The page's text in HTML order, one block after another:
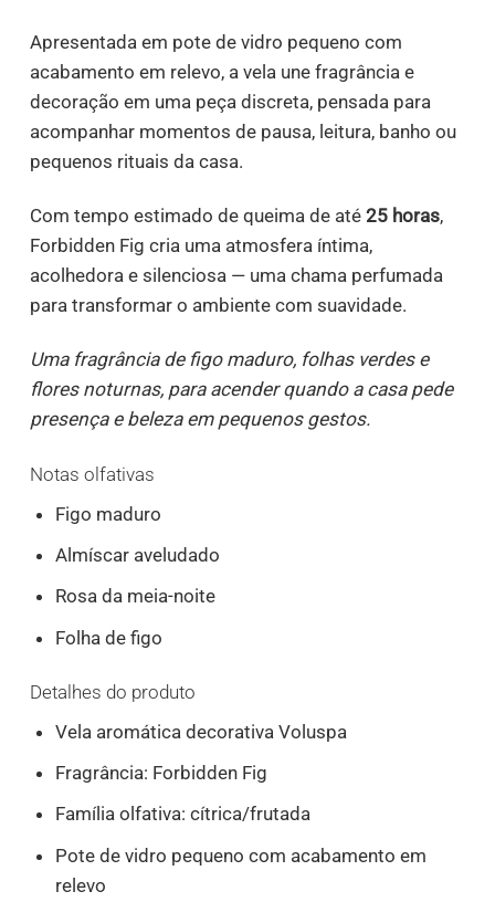
Apresentada em pote de vidro pequeno com
acabamento em relevo, a vela une fragrância e
decoração em uma peça discreta, pensada para
acompanhar momentos de pausa, leitura, banho ou
pequenos rituais da casa.
Com tempo estimado de queima de até25 horas,
Forbidden Fig cria uma atmosfera íntima,
acolhedora e silenciosa — uma chama perfumada
para transformar o ambiente com suavidade.
Uma fragrância de figo maduro, folhas verdes e
flores noturnas, para acender quando a casa pede
presença e beleza em pequenos gestos.
Notas olfativas
Figo maduro
Almíscar aveludado
Rosa da meia-noite
Folha de figo
Detalhes do produto
Vela aromática decorativa Voluspa
Fragrância: Forbidden Fig
Família olfativa: cítrica/frutada
Pote de vidro pequeno com acabamento em
relevo